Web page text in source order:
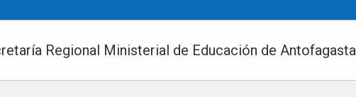
Regional Ministerial de Educación de Antofagasta